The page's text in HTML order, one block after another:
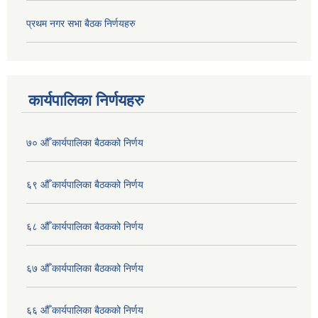
प्रथम नगर सभा बैठक निर्णयहरु
कार्यपालिका निर्णयहरु
७० औँ कार्यपालिका बैठकको निर्णय
६९ औँ कार्यपालिका बैठकको निर्णय
६८ औँ कार्यपालिका बैठकको निर्णय
६७ औँ कार्यपालिका बैठकको निर्णय
६६ औँ कार्यपालिका बैठकको निर्णय